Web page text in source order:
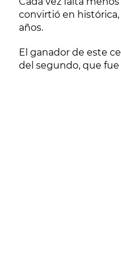
convirtió en histórica,
años.
El ganador de este
del segundo, que fue